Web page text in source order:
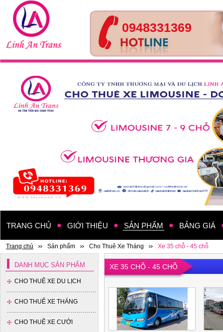
0948331369
TRANG CHỦ GIỚI THIỆU SẢN PHẨM BẢNG GIÁ
Trang chủ Sản phẩm Cho Thuê Xe Tháng Xe 35 chỗ - 45 chỗ
DANH MỤC SẢN PHẨM
CHO THUÊ XE DU LỊCH
CHO THUÊ XE THÁNG
CHO THUÊ XE CƯỚI
XE 35 CHỖ - 45 CHỖ